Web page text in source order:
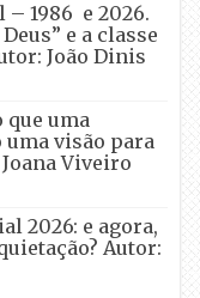
1986 e 2026.
e a classe
João Dinis
que uma
visão para
Viveiro
2026: e agora,
Autor: